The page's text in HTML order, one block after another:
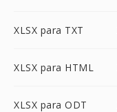
XLSX para TXT
XLSX para HTML
XLSX para ODT